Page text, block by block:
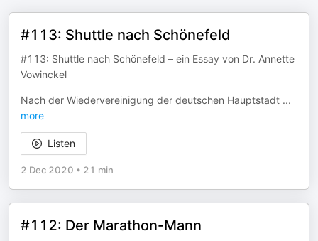
#113: Shuttle nach Schönefeld
#113: Shuttle nach Schönefeld – ein Essay von Dr. Annette
Vowinckel
Nach der Wiedervereinigung der deutschen Hauptstadt ...
more
Listen
2 Dec 2020 • 21 min
#112: Der Marathon-Mann